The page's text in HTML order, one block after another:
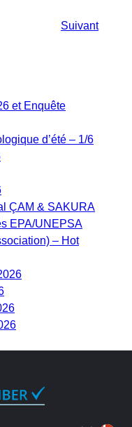
Suivant
et Enquête
d’été – 1/6
ÇAM & SAKURA
EPA/UNEPSA
– Hot